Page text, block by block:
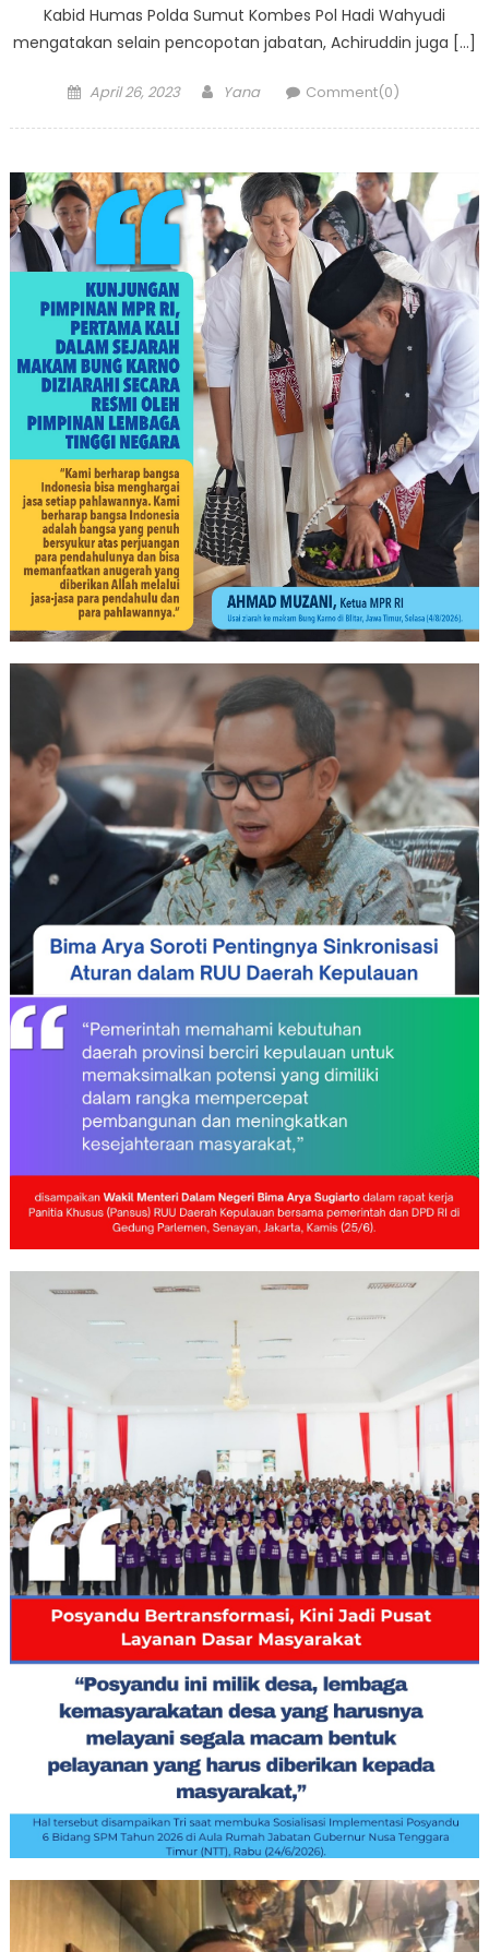
Kabid Humas Polda Sumut Kombes Pol Hadi Wahyudi
mengatakan selain pencopotan jabatan, Achiruddin juga […]
Posted
April 26, 2023 Author
Yana Comment(0)